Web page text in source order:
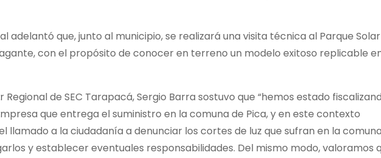
adelantó que, junto al municipio, se realizará una visita técnica al Parque Solar
con el propósito de conocer en terreno un modelo exitoso replicable
de SEC Tarapacá, Sergio Barra sostuvo que “hemos estado
que entrega el suministro en la comuna de Pica, y en este contexto
llamado a la ciudadanía a denunciar los cortes de luz que sufran en la
y establecer eventuales responsabilidades. Del mismo modo, valoramos